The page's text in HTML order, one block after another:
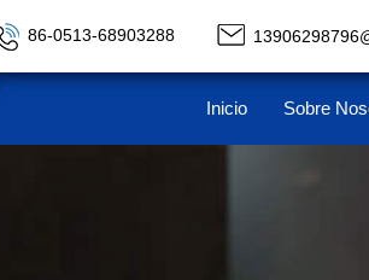
86-0513-68903288
Inicio Sobre